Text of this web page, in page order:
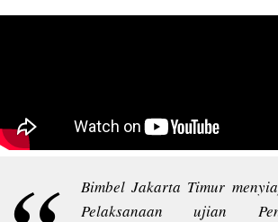
Bimbel Jakarta Timur
Pelaksanaan ujian